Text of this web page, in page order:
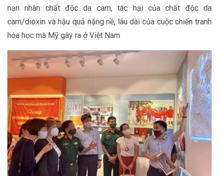
nạn nhân chất độc da cam, tác hại của chất độc da
cam/dioxin và hậu quả nặng nề, lâu dài của cuộc chiến tranh
hóa học mà Mỹ gây ra ở Việt Nam